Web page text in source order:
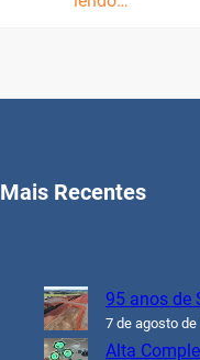
Mais Recentes
95 anos de
7 de agosto de
Alta